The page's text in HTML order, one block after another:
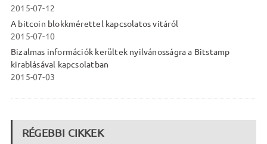
2015-07-12
A bitcoin blokkmérettel kapcsolatos vitáról
2015-07-10
Bizalmas információk kerültek nyilvánosságra a Bitstamp
kirablásával kapcsolatban
2015-07-03
RÉGEBBI CIKKEK